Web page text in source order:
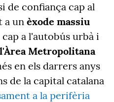
de confiança cap al
a un èxode massiu
cap a l'autobús urbà i
l'Àrea Metropolitana
en els darrers anys
de la capital catalana
a la perifèria